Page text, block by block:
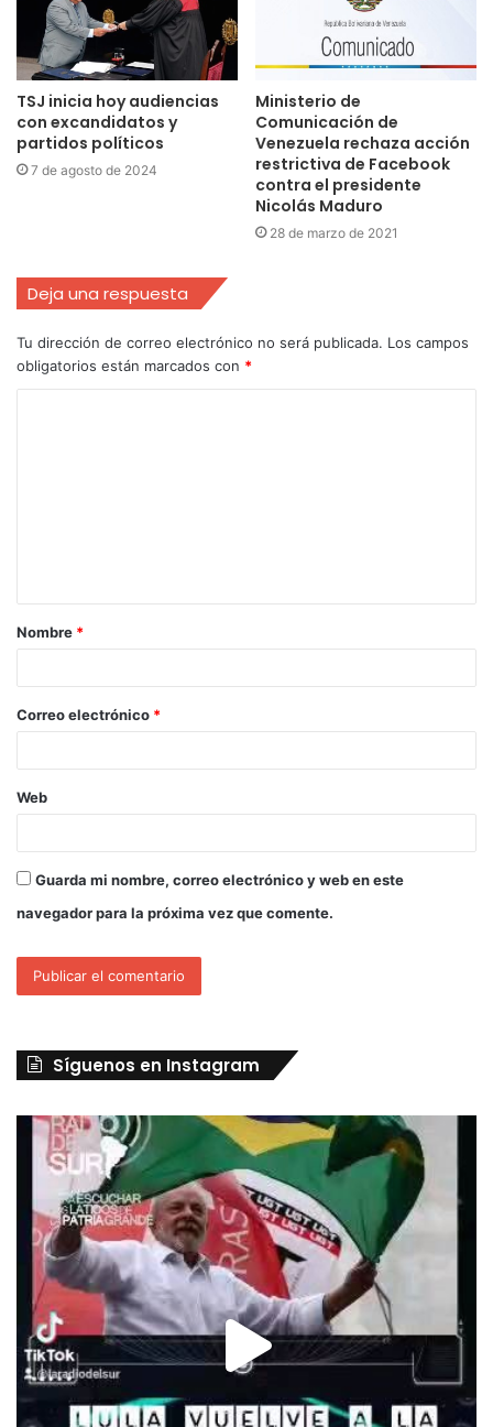
TSJ inicia hoy audiencias
con excandidatos y
partidos políticos
7 de agosto de 2024
Ministerio de
Comunicación de
Venezuela rechaza acción
restrictiva de Facebook
contra el presidente
Nicolás Maduro
28 de marzo de 2021
Deja una respuesta
Tu dirección de correo electrónico no será publicada. Los campos
obligatorios están marcados con *
Nombre *
Correo electrónico *
Web
Guarda mi nombre, correo electrónico y web en este
navegador para la próxima vez que comente.
Síguenos en Instagram